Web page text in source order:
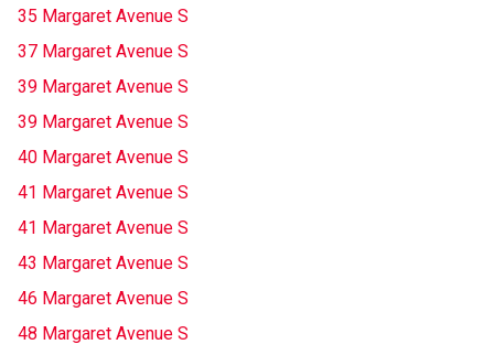
35 Margaret Avenue S
37 Margaret Avenue S
39 Margaret Avenue S
39 Margaret Avenue S
40 Margaret Avenue S
41 Margaret Avenue S
41 Margaret Avenue S
43 Margaret Avenue S
46 Margaret Avenue S
48 Margaret Avenue S